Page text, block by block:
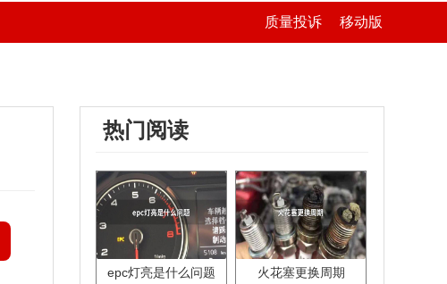
质量投诉 移动版
热门阅读
epc灯亮是什么问题 火花塞更换周期